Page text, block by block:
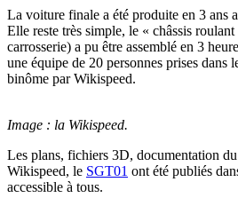
La voiture finale a été produite en 3 ans
Elle reste très simple, le « châssis
carrosserie) a pu être assemblé en 3
une équipe de 20 personnes prises dans
binôme par Wikispeed.
Image : la Wikispeed.
Les plans, fichiers 3D, documentation
Wikispeed, le SGT01 ont été publiés
accessible à tous.